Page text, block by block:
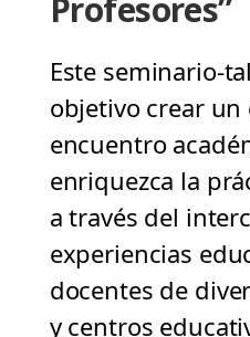
Profesores”
Este seminario-
objetivo crear un
encuentro
enriquezca la
a través del
experiencias
docentes de
y centros